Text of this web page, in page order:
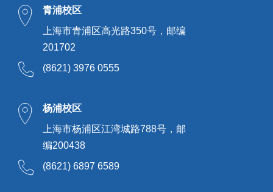
青浦校区
上海市青浦区高光路350号，邮编
201702
(8621) 3976 0555
杨浦校区
上海市杨浦区江湾城路788号，邮
编200438
(8621) 6897 6589